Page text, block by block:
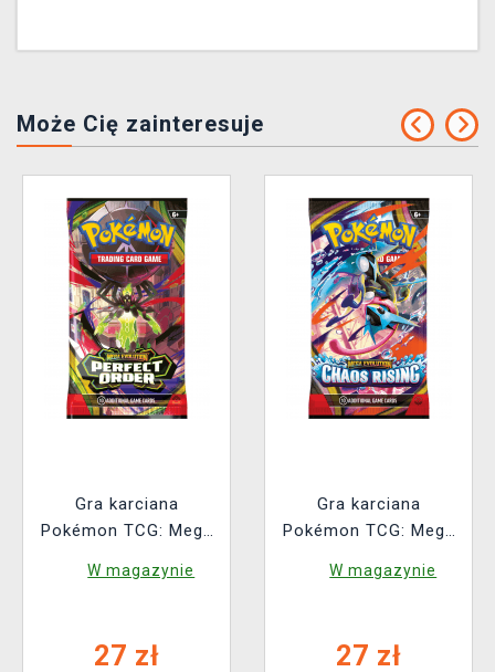
Może Cię zainteresuje
Gra karciana
Pokémon TCG: Mega
Order Booster (10
W magazynie
27 zł
Gra karciana
Pokémon TCG: Mega
Rising - Booster (10
W magazynie
27 zł